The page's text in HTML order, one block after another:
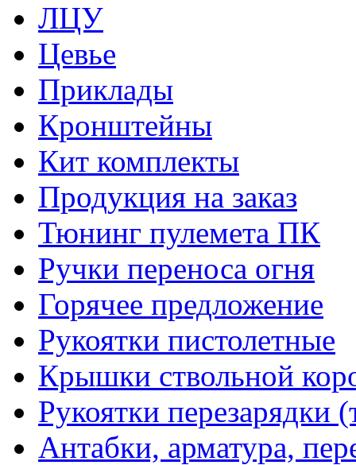
ЛЦУ
Цевье
Приклады
Кронштейны
Кит комплекты
Продукция на заказ
Тюнинг пулемета ПК
Ручки переноса огня
Горячее предложение
Рукоятки пистолетные
Крышки ствольной
Рукоятки перезарядки
Антабки, арматура,